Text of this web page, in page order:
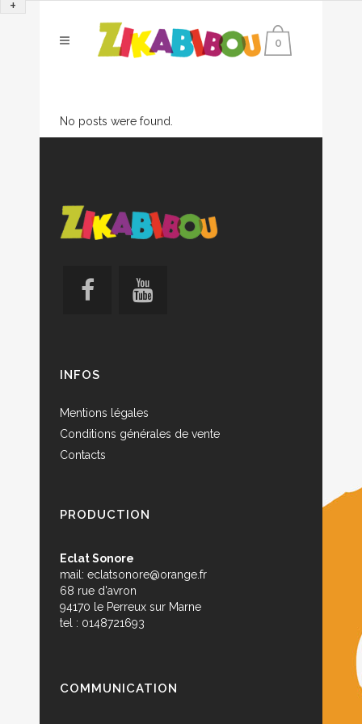
0
No posts were found.
INFOS
Mentions légales
Conditions générales de vente
Contacts
PRODUCTION
Eclat Sonore
mail: eclatsonore@orange.fr
68 rue d'avron
94170 le Perreux sur Marne
tel : 0148721693
COMMUNICATION
+